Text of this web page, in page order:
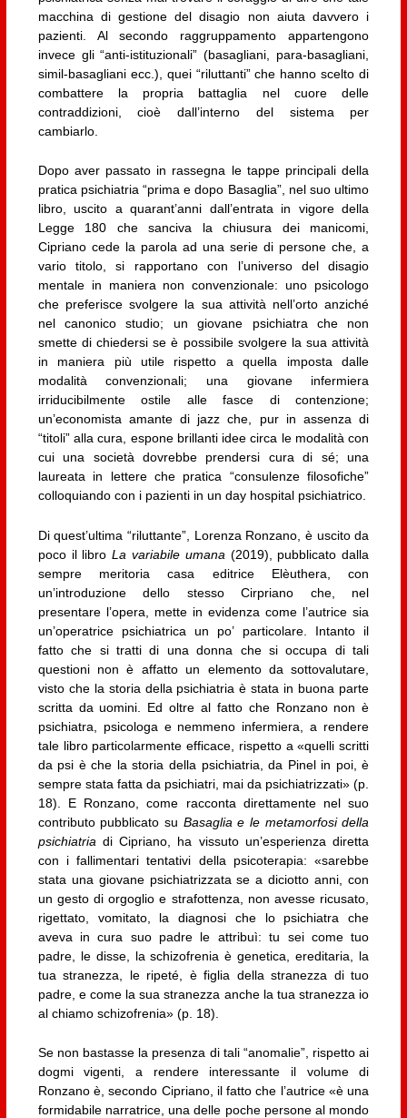
macchina di gestione del disagio non aiuta davvero i
pazienti. Al secondo raggruppamento appartengono
invece gli “anti-istituzionali” (basagliani, para-basagliani,
simil-basagliani ecc.), quei “riluttanti” che hanno scelto di
combattere la propria battaglia nel cuore delle
contraddizioni, cioè dall’interno del sistema per
cambiarlo.
Dopo aver passato in rassegna le tappe principali della
pratica psichiatria “prima e dopo Basaglia”, nel suo ultimo
libro, uscito a quarant’anni dall’entrata in vigore della
Legge 180 che sanciva la chiusura dei manicomi,
Cipriano cede la parola ad una serie di persone che, a
vario titolo, si rapportano con l’universo del disagio
mentale in maniera non convenzionale: uno psicologo
che preferisce svolgere la sua attività nell’orto anziché
nel canonico studio; un giovane psichiatra che non
smette di chiedersi se è possibile svolgere la sua attività
in maniera più utile rispetto a quella imposta dalle
modalità convenzionali; una giovane infermiera
irriducibilmente ostile alle fasce di contenzione;
un’economista amante di jazz che, pur in assenza di
“titoli” alla cura, espone brillanti idee circa le modalità con
cui una società dovrebbe prendersi cura di sé; una
laureata in lettere che pratica “consulenze filosofiche”
colloquiando con i pazienti in un day hospital psichiatrico.
Di quest’ultima “riluttante”, Lorenza Ronzano, è uscito da
poco il libroLa variabile umana (2019), pubblicato dalla
sempre meritoria casa editrice Elèuthera, con
un’introduzione dello stesso Cirpriano che, nel
presentare l’opera, mette in evidenza come l’autrice sia
un’operatrice psichiatrica un po’ particolare. Intanto il
fatto che si tratti di una donna che si occupa di tali
questioni non è affatto un elemento da sottovalutare,
visto che la storia della psichiatria è stata in buona parte
scritta da uomini. Ed oltre al fatto che Ronzano non è
psichiatra, psicologa e nemmeno infermiera, a rendere
tale libro particolarmente efficace, rispetto a «quelli scritti
da psi è che la storia della psichiatria, da Pinel in poi, è
sempre stata fatta da psichiatri, mai da psichiatrizzati» (p.
18). E Ronzano, come racconta direttamente nel suo
contributo pubblicato su Basaglia e le metamorfosi della
psichiatria di Cipriano, ha vissuto un’esperienza diretta
con i fallimentari tentativi della psicoterapia: «sarebbe
stata una giovane psichiatrizzata se a diciotto anni, con
un gesto di orgoglio e strafottenza, non avesse ricusato,
rigettato, vomitato, la diagnosi che lo psichiatra che
aveva in cura suo padre le attribuì: tu sei come tuo
padre, le disse, la schizofrenia è genetica, ereditaria, la
tua stranezza, le ripeté, è figlia della stranezza di tuo
padre, e come la sua stranezza anche la tua stranezza io
al chiamo schizofrenia» (p. 18).
Se non bastasse la presenza di tali “anomalie”, rispetto ai
dogmi vigenti, a rendere interessante il volume di
Ronzano è, secondo Cipriano, il fatto che l’autrice «è una
formidabile narratrice, una delle poche persone al mondo